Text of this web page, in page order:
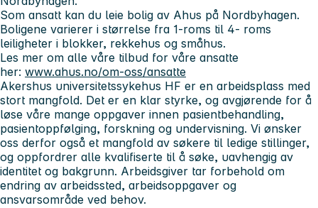
Som ansatt kan du leie bolig av Ahus på Nordbyhagen.
Boligene varierer i størrelse fra 1-roms til 4- roms
leiligheter i blokker, rekkehus og småhus.
Les mer om alle våre tilbud for våre ansatte
her: www.ahus.no/om-oss/ansatte
Akershus universitetssykehus HF er en arbeidsplass med
stort mangfold. Det er en klar styrke, og avgjørende for å
løse våre mange oppgaver innen pasientbehandling,
pasientoppfølging, forskning og undervisning. Vi ønsker
oss derfor også et mangfold av søkere til ledige stillinger,
og oppfordrer alle kvalifiserte til å søke, uavhengig av
identitet og bakgrunn. Arbeidsgiver tar forbehold om
endring av arbeidssted, arbeidsoppgaver og
ansvarsområde ved behov.